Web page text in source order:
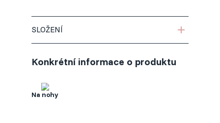
SLOŽENÍ
KYSELINA FUMAROVÁ
Konkrétní informace o produktu
Na nohy
Sweden (Swedish)
USA (English)